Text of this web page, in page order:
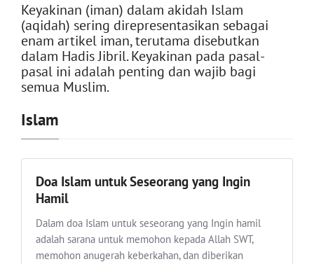
Keyakinan (iman) dalam akidah Islam
(aqidah) sering direpresentasikan sebagai
enam artikel iman, terutama disebutkan
dalam Hadis Jibril. Keyakinan pada pasal-
pasal ini adalah penting dan wajib bagi
semua Muslim.
Islam
Doa Islam untuk Seseorang yang Ingin
Hamil
Dalam doa Islam untuk seseorang yang Ingin hamil
adalah sarana untuk memohon kepada Allah SWT,
memohon anugerah keberkahan, dan diberikan